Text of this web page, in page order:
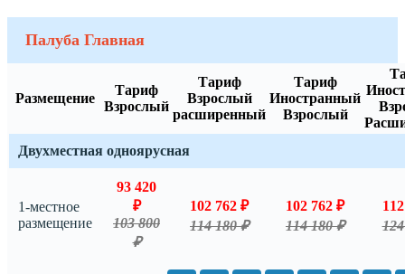
Палуба Главная
Размещение
Тариф
Взрослый
Тариф
Взрослый
расширенный
Тариф
Иностранный
Взрослый
Двухместная одноярусная
1-местное
размещение
93 420
₽
103 800
₽
102 762 ₽
114 180 ₽
102 762 ₽
114 180 ₽